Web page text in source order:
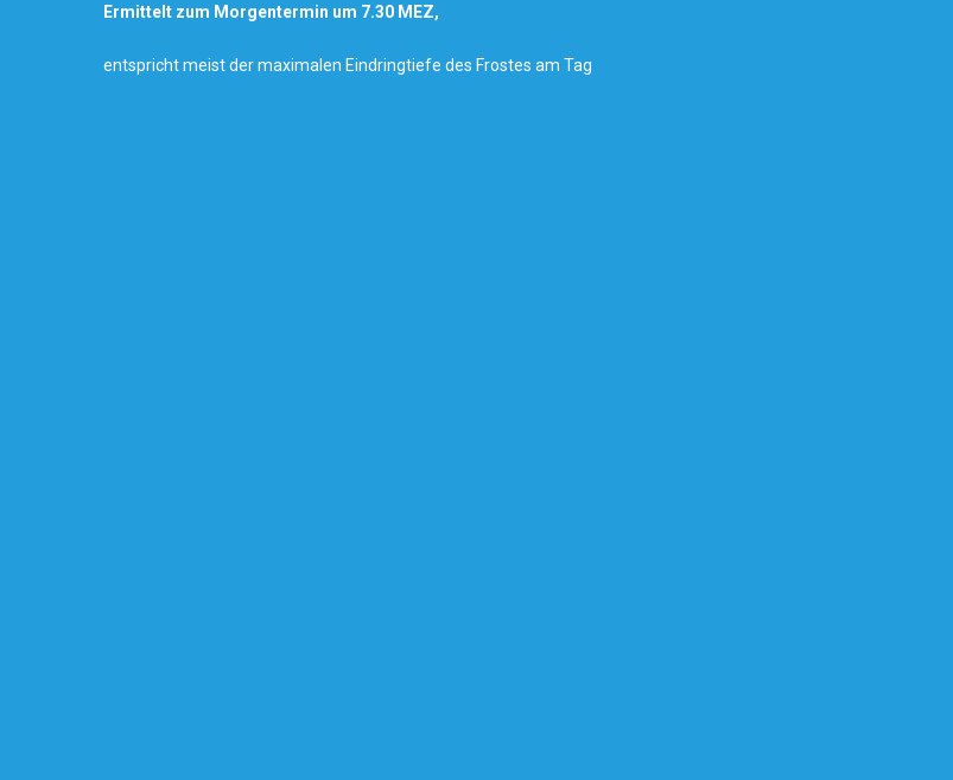
Ermittelt zum Morgentermin um 7.30 MEZ,
entspricht meist der maximalen Eindringtiefe des Frostes am Tag